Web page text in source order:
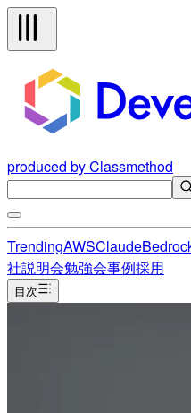
produced by Classmethod
TrendingAWSClaude
社説明会勉強会事例採用
目次